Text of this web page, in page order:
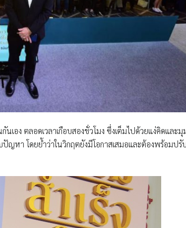
นเอง ตลอดเวลาเกือบสองชั่วโมง ซึ่งเต็มไปด้วยแง่คิดและมุ
ญหา โดยย้ำว่าในวิกฤตยังมีโอกาสเสมอและต้องพร้อมปรั